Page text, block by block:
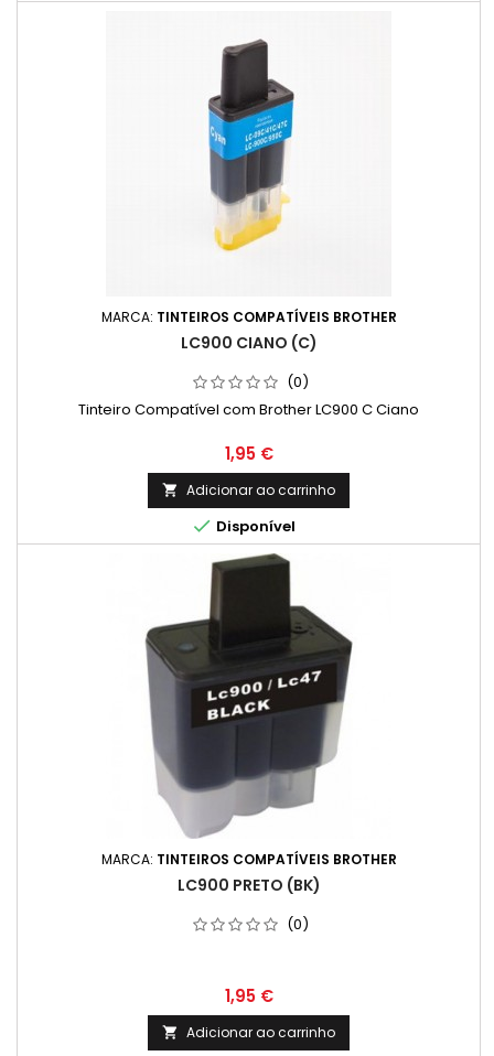
MARCA: TINTEIROS COMPATÍVEIS BROTHER
LC900 CIANO (C)
(0)
Tinteiro Compatível com Brother LC900 C Ciano
Preço
1,95 €
 Adicionar ao carrinho
 Disponível
MARCA: TINTEIROS COMPATÍVEIS BROTHER
LC900 PRETO (BK)
(0)
Preço
1,95 €
 Adicionar ao carrinho